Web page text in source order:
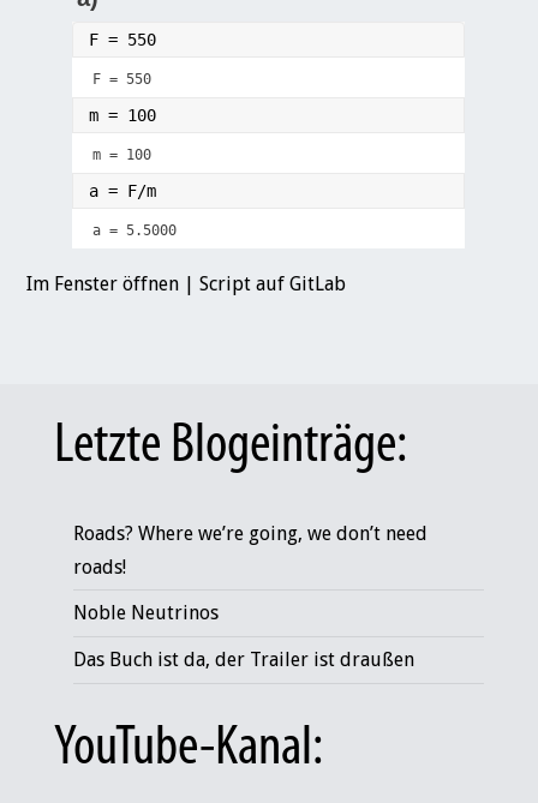
Im Fenster öffnen |Script auf GitLab
Letzte Blogeinträge:
Roads? Where we’re going, we don’t need
roads!
Noble Neutrinos
Das Buch ist da, der Trailer ist draußen
YouTube-Kanal: